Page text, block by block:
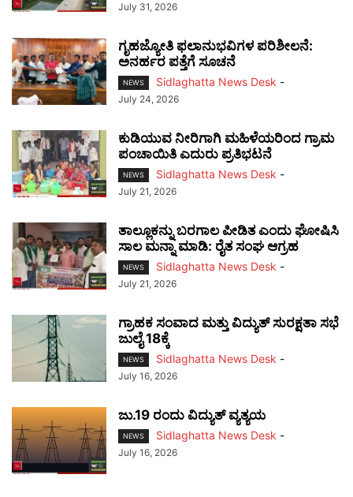
July 31, 2026
ಗೃಹಜ್ಯೋತಿ ಫಲಾನುಭವಿಗಳ ಪರಿಶೀಲನೆ:
ಅನರ್ಹರ ಪತ್ತೆಗೆ ಸೂಚನೆ
NEWS Sidlaghatta News Desk -
July 24, 2026
ಕುಡಿಯುವ ನೀರಿಗಾಗಿ ಮಹಿಳೆಯರಿಂದ ಗ್ರಾಮ
ಪಂಚಾಯಿತಿ ಎದುರು ಪ್ರತಿಭಟನೆ
NEWS Sidlaghatta News Desk -
July 21, 2026
ತಾಲ್ಲೂಕನ್ನು ಬರಗಾಲ ಪೀಡಿತ ಎಂದು ಘೋಷಿಸಿ
ಸಾಲ ಮನ್ನಾ ಮಾಡಿ: ರೈತ ಸಂಘ ಆಗ್ರಹ
NEWS Sidlaghatta News Desk -
July 21, 2026
ಗ್ರಾಹಕ ಸಂವಾದ ಮತ್ತು ವಿದ್ಯುತ್ ಸುರಕ್ಷತಾ ಸಭೆ
ಜುಲೈ 18ಕ್ಕೆ
NEWS Sidlaghatta News Desk -
July 16, 2026
ಜು.19 ರಂದು ವಿದ್ಯುತ್ ವ್ಯತ್ಯಯ
NEWS Sidlaghatta News Desk -
July 16, 2026